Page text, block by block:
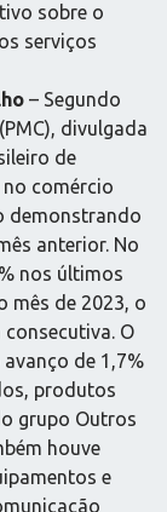
sobre o
serviços
– Segundo
divulgada
de
no comércio
demonstrando
anterior. No
nos últimos
mês de 2023, o
O
de 1,7%
produtos
grupo Outros
houve
e